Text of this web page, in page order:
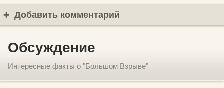
Добавить комментарий
Обсуждение
Интересные факты о "Большом Взрыве"